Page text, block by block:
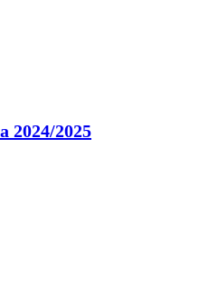
2024/2025